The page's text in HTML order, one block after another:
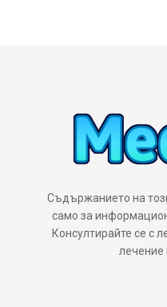
Съдържанието на
само за
Консултирайте се с
лечение